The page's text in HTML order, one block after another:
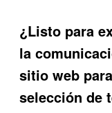
¿Listo para
la
sitio web
selección de